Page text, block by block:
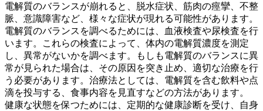
電解質のバランスが崩れると
、脱水症状、筋肉の痙攣、不整
脈、意識障害など、様々な症状が現れる可能性があります。
電解質のバランスを調べるためには、血液検査や尿検査を行
います。これらの検査によって、体内の電解質濃度を測定
し、異常がないかを調べます。もしも電解質のバランスに異
常が見られた場合は、その原因を突き止め、適切な治療を行
う必要があります。治療法としては、電解質を含む飲料や点
滴を投与する、食事内容を見直すなどの方法があります。
健康な状態を保つためには、 定期的な健康診断を受け、自身